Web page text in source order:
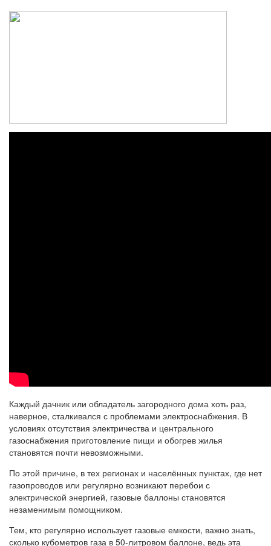
Каждый дачник или обладатель загородного дома хоть раз,
наверное, сталкивался с проблемами электроснабжения. В
условиях отсутствия электричества и центрального
газоснабжения приготовление пищи и обогрев жилья
становятся почти невозможными.
По этой причине, в тех регионах и населённых пунктах, где нет
газопроводов или регулярно возникают перебои с
электрической энергией, газовые баллоны становятся
незаменимым помощником.
Тем, кто регулярно использует газовые емкости, важно знать,
сколько кубометров газа в 50-литровом баллоне, ведь эта